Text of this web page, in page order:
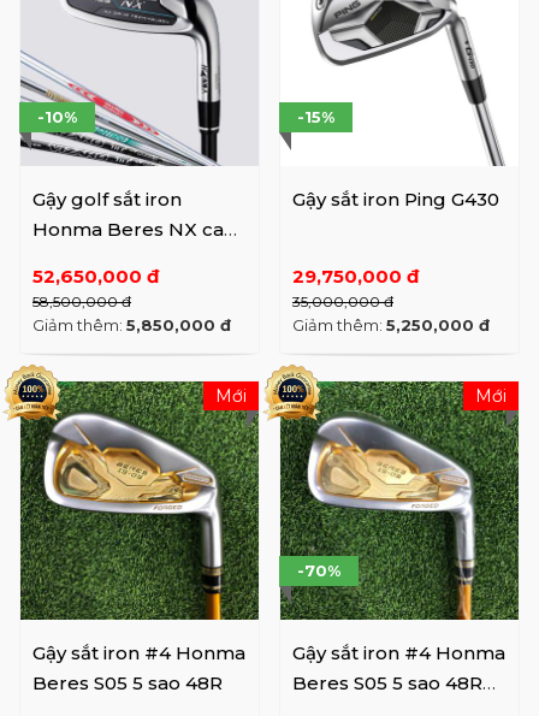
Gậy golf sắt iron
Honma Beres NX cao
52,650,000 đ
58,500,000 đ
-10%
Giảm thêm: 5,850,000 đ
Gậy sắt iron Ping G430
29,750,000 đ
35,000,000 đ
-15%
Giảm thêm: 5,250,000 đ
Gậy sắt iron #4 Honma
Beres S05 5 sao 48R
Mới
Gậy sắt iron #4 Honma
Beres S05 5 sao 48R
-70%
Mới